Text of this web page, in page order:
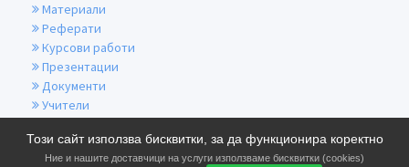
Този сайт използва бисквитки, за да функционира коректно
Ние и нашите доставчици на услуги използваме бисквитки (cookies)
Материали
Реферати
Курсови работи
Презентации
Документи
Учители
Общи условия
Политика за бисквитките